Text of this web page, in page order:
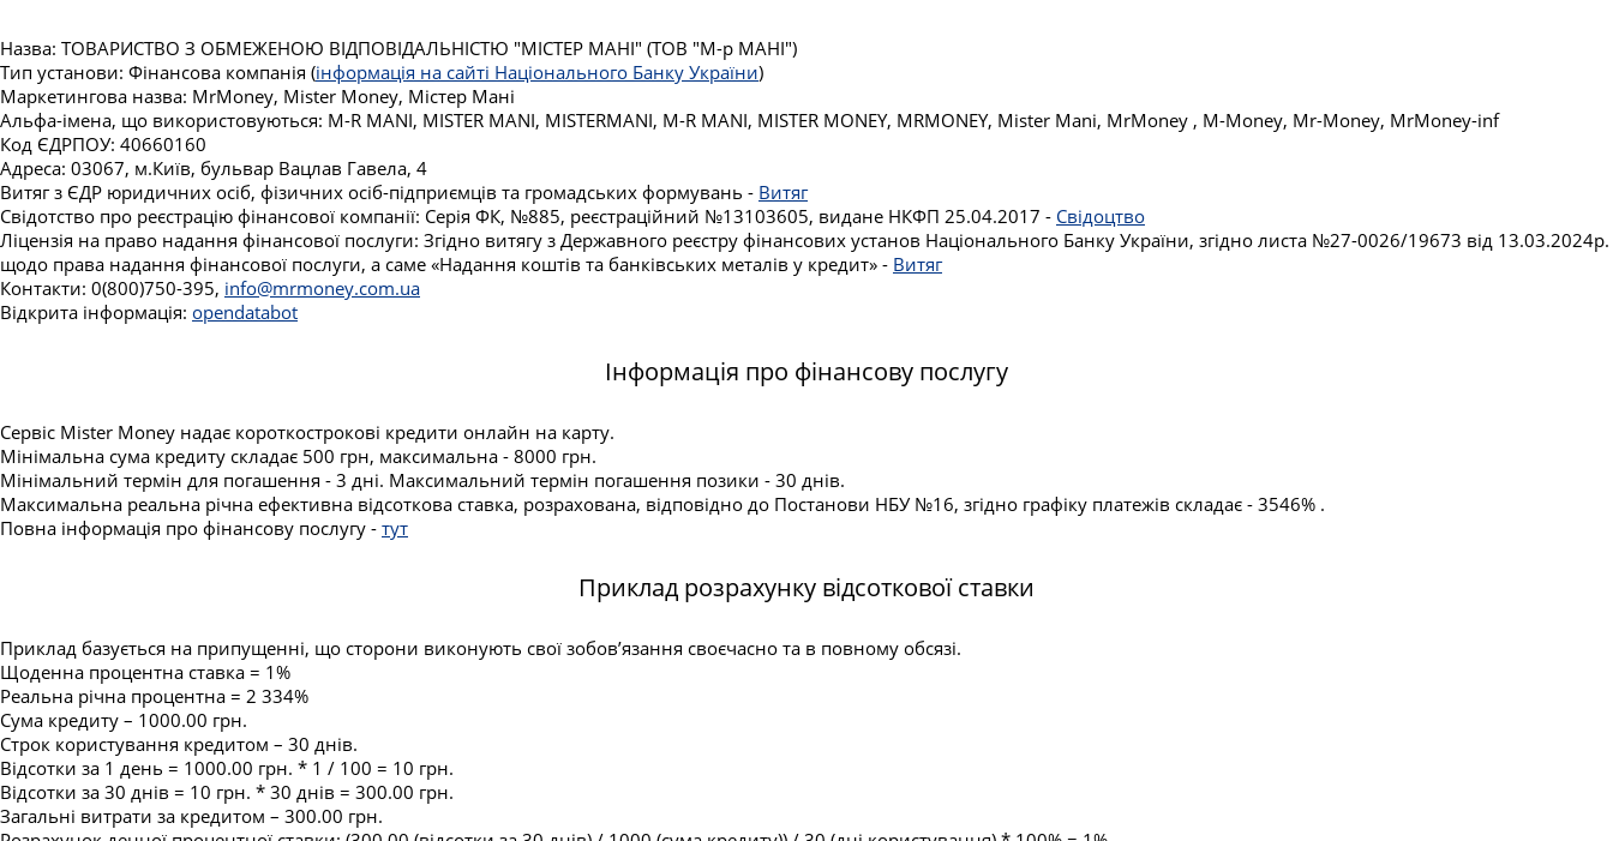
Назва: ТОВАРИСТВО З ОБМЕЖЕНОЮ ВІДПОВІДАЛЬНІСТЮ "МІСТЕР МАНІ" (ТОВ "М-р МАНІ")
Тип установи: Фінансова компанія (інформація на сайті Національного Банку України)
Маркетингова назва: MrMoney, Mister Money, Містер Мані
Альфа-імена, що використовуються: M-R MANI, MISTER MANI, MISTERMANI, M-R MANI, MISTER MONEY, MRMONEY, Mister Mani, MrMoney , M-Money, Mr-Money, MrMoney-inf
Код ЄДРПОУ: 40660160
Адреса: 03067, м.Київ, бульвар Вацлав Гавела, 4
Витяг з ЄДР юридичних осіб, фізичних осіб-підприємців та громадських формувань - Витяг
Свідотство про реєстрацію фінансової компанії: Серія ФК, №885, реєстраційний №13103605, видане НКФП 25.04.2017 - Свідоцтво
Ліцензія на право надання фінансової послуги: Згідно витягу з Державного реєстру фінансових установ Національного Банку України, згідно листа №27-0026/19673 від 13.03.2024р.
щодо права надання фінансової послуги, а саме «Надання коштів та банківських металів у кредит» - Витяг
Контакти: 0(800)750-395, info@mrmoney.com.ua
Відкрита інформація: opendatabot
Інформація про фінансову послугу
Сервіс Mister Money надає короткострокові кредити онлайн на карту.
Мінімальна сума кредиту складає 500 грн, максимальна - 8000 грн.
Мінімальний термін для погашення - 3 дні. Максимальний термін погашення позики - 30 днів.
Максимальна реальна річна ефективна відсоткова ставка, розрахована, відповідно до Постанови НБУ №16, згідно графіку платежів складає - 3546% .
Повна інформація про фінансову послугу - тут
Приклад розрахунку відсоткової ставки
Приклад базується на припущенні, що сторони виконують свої зобов’язання своєчасно та в повному обсязі.
Щоденна процентна ставка = 1%
Реальна річна процентна = 2 334%
Сума кредиту – 1000.00 грн.
Строк користування кредитом – 30 днів.
Відсотки за 1 день = 1000.00 грн. * 1 / 100 = 10 грн.
Відсотки за 30 днів = 10 грн. * 30 днів = 300.00 грн.
Загальні витрати за кредитом – 300.00 грн.